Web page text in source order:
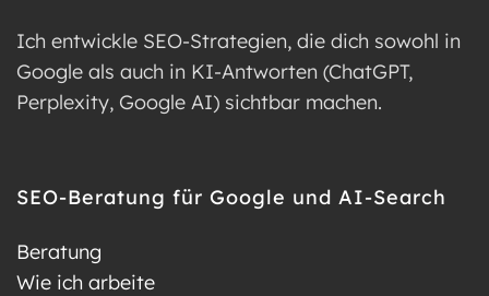
Ich entwickle SEO-Strategien, die dich sowohl in
Google als auch in KI-Antworten (ChatGPT,
Perplexity, Google AI) sichtbar machen.
SEO-Beratung für Google und AI-Search
Beratung
Wie ich arbeite